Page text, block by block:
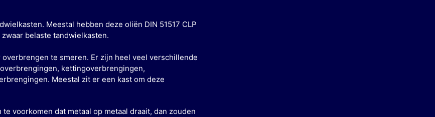
Meestal hebben deze oliën DIN 51517 CLP
belaste tandwielkasten.
te smeren. Er zijn heel veel verschillende
kettingoverbrengingen,
Meestal zit er een kast om deze
voorkomen dat metaal op metaal draait, dan zouden